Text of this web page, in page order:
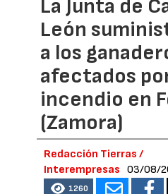
La Junta de
León
a los
afectados
incendio en
(Zamora)
Redacción Tierras /
Interempresas
03/08/
1260